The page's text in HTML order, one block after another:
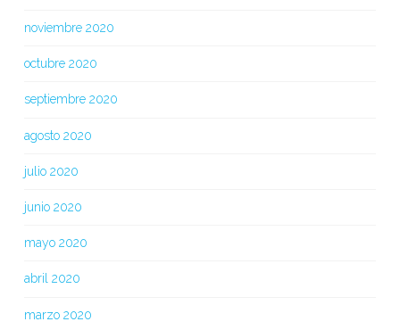
noviembre 2020
octubre 2020
septiembre 2020
agosto 2020
julio 2020
junio 2020
mayo 2020
abril 2020
marzo 2020